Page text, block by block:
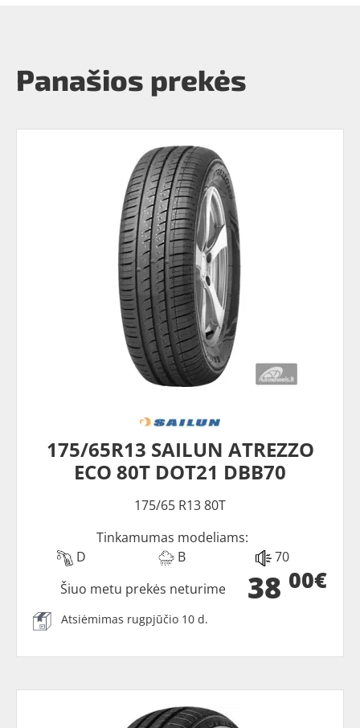
Panašios prekės
175/65R13 SAILUN ATREZZO
ECO 80T DOT21 DBB70
175/65 R13 80T
Tinkamumas modeliams:
D
B 70
38 00€
Šiuo metu prekės neturime
Atsiėmimas rugpjūčio 10 d.